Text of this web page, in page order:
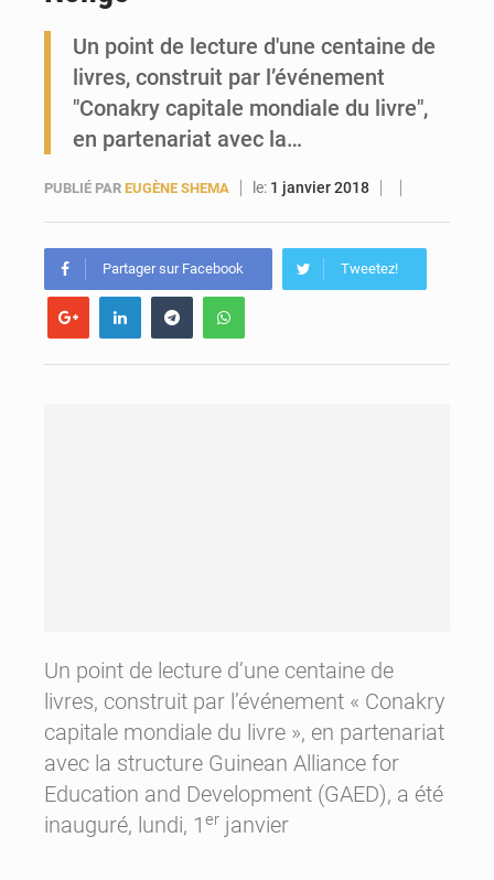
Forces Vives en Guinée : la coalition critique la gestion de Mamadi Doumbouya
Un point de lecture d'une centaine de
livres, construit par l’événement
"Conakry capitale mondiale du livre",
en partenariat avec la…
PUBLIÉ PAR EUGÈNE SHEMA le: 1 janvier 2018
Partager sur Facebook Tweetez!
Un point de lecture d’une centaine de
livres, construit par l’événement « Conakry
capitale mondiale du livre », en partenariat
avec la structure Guinean Alliance for
Education and Development (GAED), a été
inauguré, lundi, 1 er janvier